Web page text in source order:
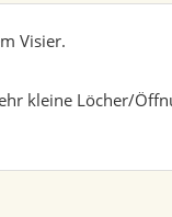
Visier.
kleine Löcher/